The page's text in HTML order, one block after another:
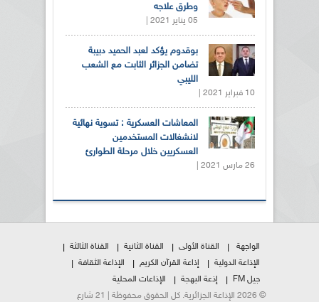
وطرق علاجه
05 يناير 2021 |
بوقدوم يؤكد لعبد الحميد دبيبة
تضامن الجزائر الثابت مع الشعب
الليبي
10 فبراير 2021 |
المعاشات العسكرية : تسوية نهائية
لانشغالات المستخدمين
العسكريين خلال مرحلة الطوارئ
26 مارس 2021 |
الواجهة القناة الأولى القناة الثانية
القناة الثالثة
الإذاعة الدولية
إذاعة القرآن الكريم
الإذاعة الثقافة
جيل FM
إذعة البهجة
الإذاعات المحلية
© 2026 الإذاعة الجزائرية. كل الحقوق محفوظة | 21 شارع